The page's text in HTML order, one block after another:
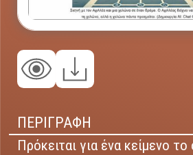
ΠΕΡΙΓΡΑΦΗ
Πρόκειται για ένα κείμενο